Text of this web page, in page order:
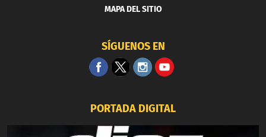
MAPA DEL SITIO
SÍGUENOS EN
PORTADA DIGITAL